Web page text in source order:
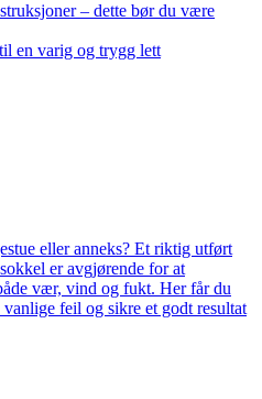
– dette bør du være
en varig og trygg lett
eller anneks? Et riktig utført
er avgjørende for at
vær, vind og fukt. Her får du
feil og sikre et godt resultat